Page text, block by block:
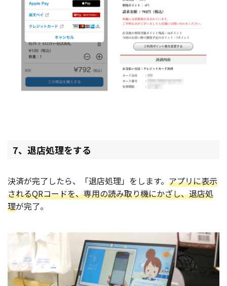
7、退店処理をする
決済が完了したら、「退店処理」をします。 アプリに表示
されるQRコードを、専用の読み取り機にかざし、退店処
理が完了。